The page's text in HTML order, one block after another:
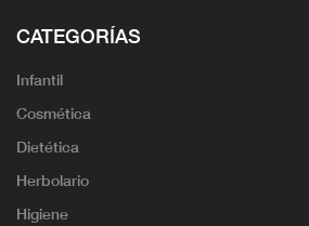
CATEGORÍAS
Infantil
Cosmética
Dietética
Herbolario
Higiene